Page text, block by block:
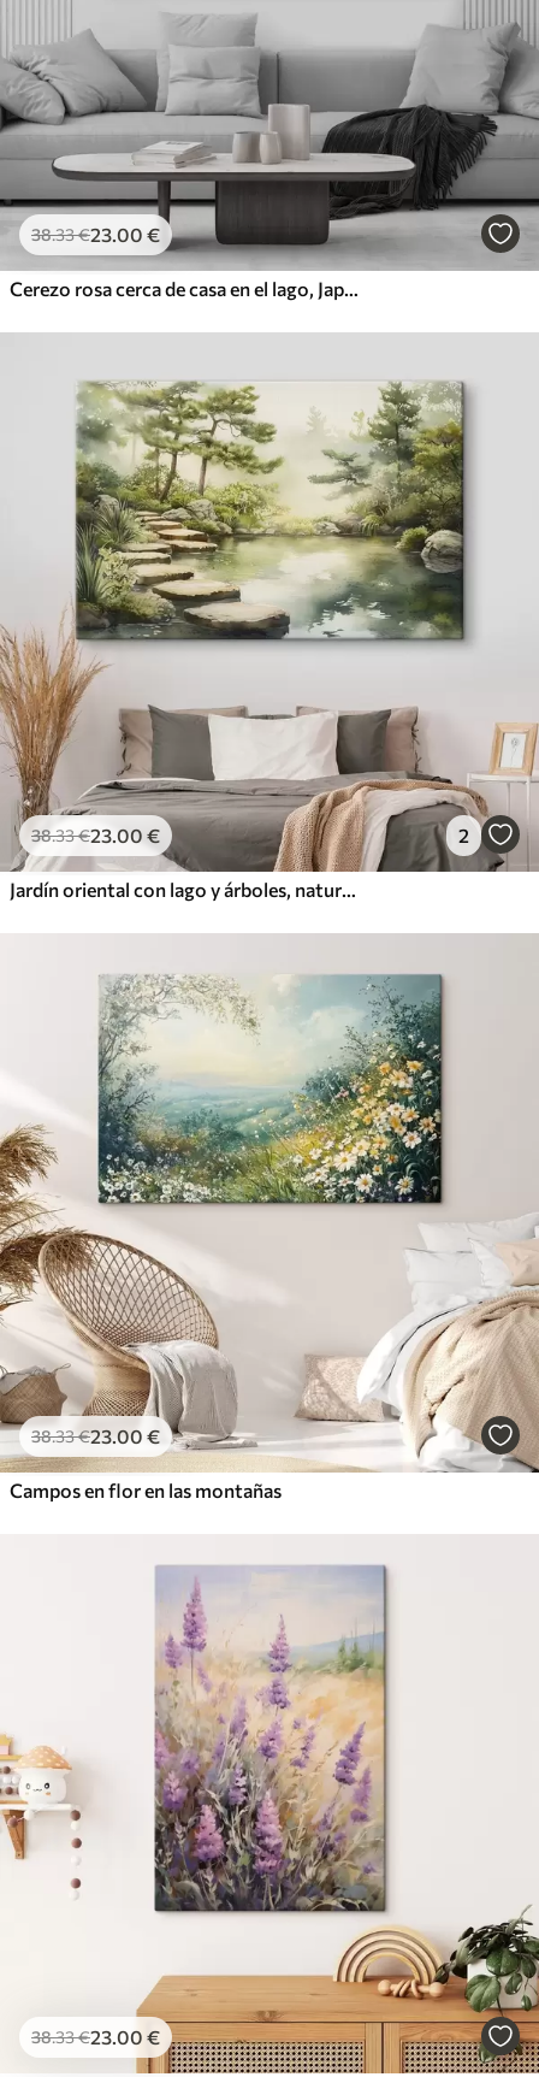
38.33€23.00 €
Cerezo rosa cerca de casa en el lago, Japón, estilo oriental, acuarela
38.33€23.00 € 2
Jardín oriental con lago y árboles, naturaleza, estilo acuarela
38.33€23.00 €
Campos en flor en las montañas
38.33€23.00 €